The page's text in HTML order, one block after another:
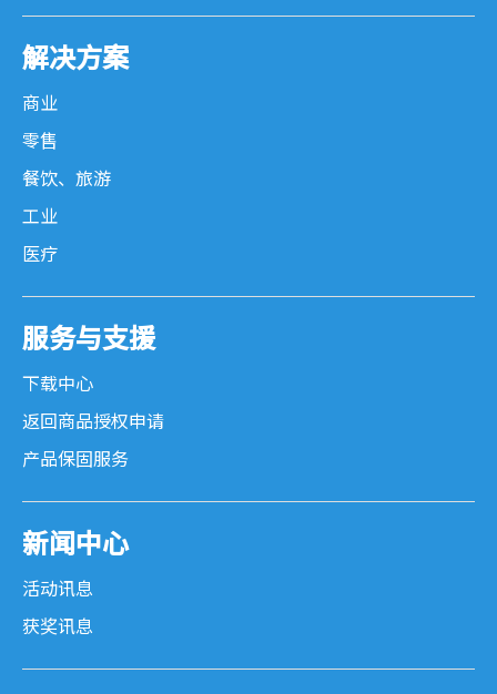
解决方案
商业
零售
餐饮、旅游
工业
医疗
服务与支援
下载中心
返回商品授权申请
产品保固服务
新闻中心
活动讯息
获奖讯息